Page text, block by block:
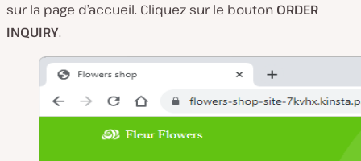
sur la page d’accueil. Cliquez sur le bouton ORDER
INQUIRY.